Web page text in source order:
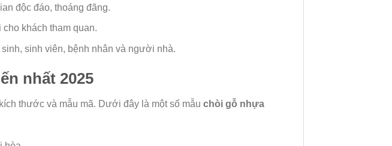
độc đáo, thoáng đãng.
khách tham quan.
sinh viên, bệnh nhân và người nhà.
nhất 2025
thước và mẫu mã. Dưới đây là một số mẫu chòi gỗ nhựa